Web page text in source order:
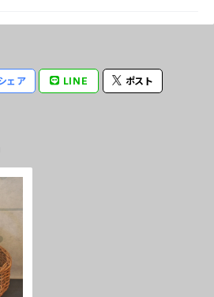
ェア LINE ポスト